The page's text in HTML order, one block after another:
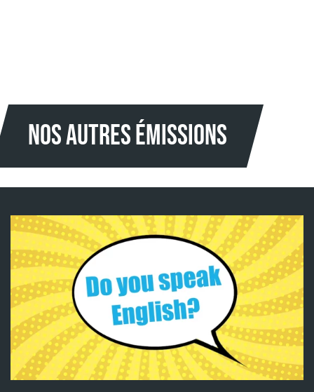
NOS AUTRES Émissions